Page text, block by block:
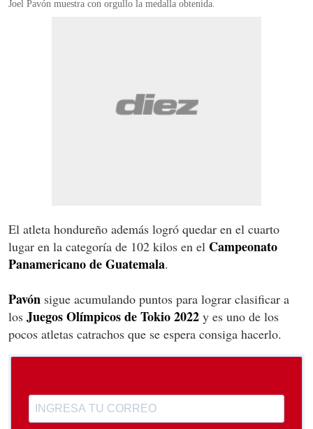
Joel Pavón muestra con orgullo la medalla obtenida.
El atleta hondureño además logró quedar en el cuarto
lugar en la categoría de 102 kilos en el Campeonato
Panamericano de Guatemala.
Pavón sigue acumulando puntos para lograr clasificar a
los Juegos Olímpicos de Tokio 2022 y es uno de los
pocos atletas catrachos que se espera consiga hacerlo.